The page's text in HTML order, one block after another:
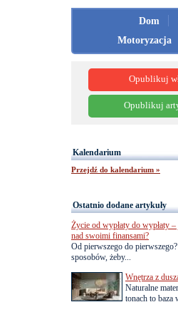
Dom
Motoryzacja
Opublikuj
Opublikuj
Kalendarium
Przejdź do kalendarium »
Ostatnio dodane artykuły
Życie od wypłaty do wypłaty
nad swoimi finansami?
Od pierwszego do
sposobów, żeby...
Wnętrza z
Naturalne
tonach to baza